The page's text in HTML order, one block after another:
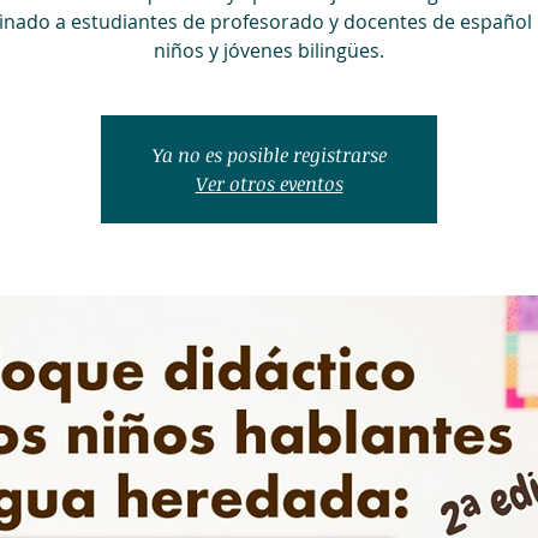
a estudiantes de profesorado y docentes de español
niños y jóvenes bilingües.
Ya no es posible registrarse
Ver otros eventos